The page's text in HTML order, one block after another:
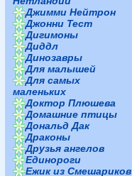
Джимми Нейтрон
Джонни Тест
Дигимоны
Диддл
Динозавры
Для малышей
Для самых
маленьких
Доктор Плюшева
Домашние птицы
Дональд Дак
Драконы
Друзья ангелов
Единороги
Ежик из Смешариков